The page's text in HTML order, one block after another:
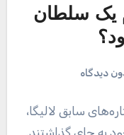
یک سلطان
دیدگاه
سابق لالیگا،